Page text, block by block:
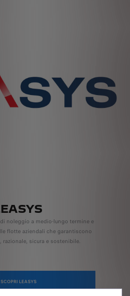
noleggio a medio-lungo termine e
flotte aziendali che garantiscono
sicura e sostenibile.
SCOPRI LEASYS